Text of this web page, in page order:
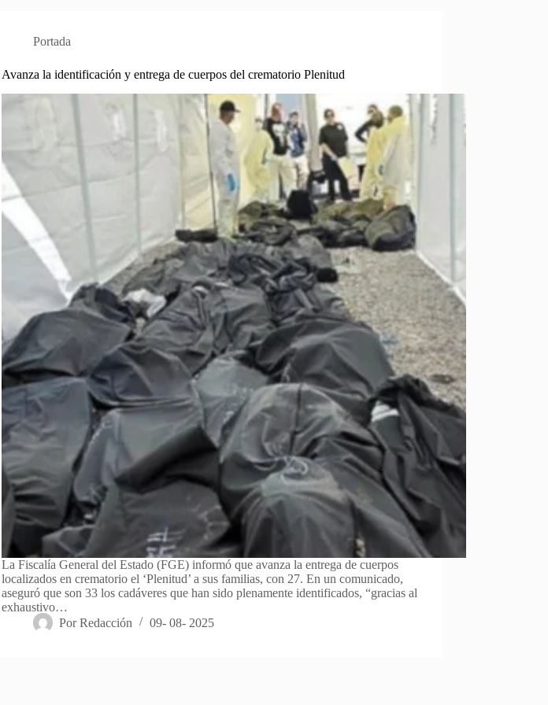
Portada
Avanza la identificación y entrega de cuerpos del crematorio Plenitud
La Fiscalía General del Estado (FGE) informó que avanza la entrega de cuerpos
localizados en crematorio el ‘Plenitud’ a sus familias, con 27. En un comunicado,
aseguró que son 33 los cadáveres que han sido plenamente identificados, “gracias al
exhaustivo…
Por Redacción 09- 08- 2025